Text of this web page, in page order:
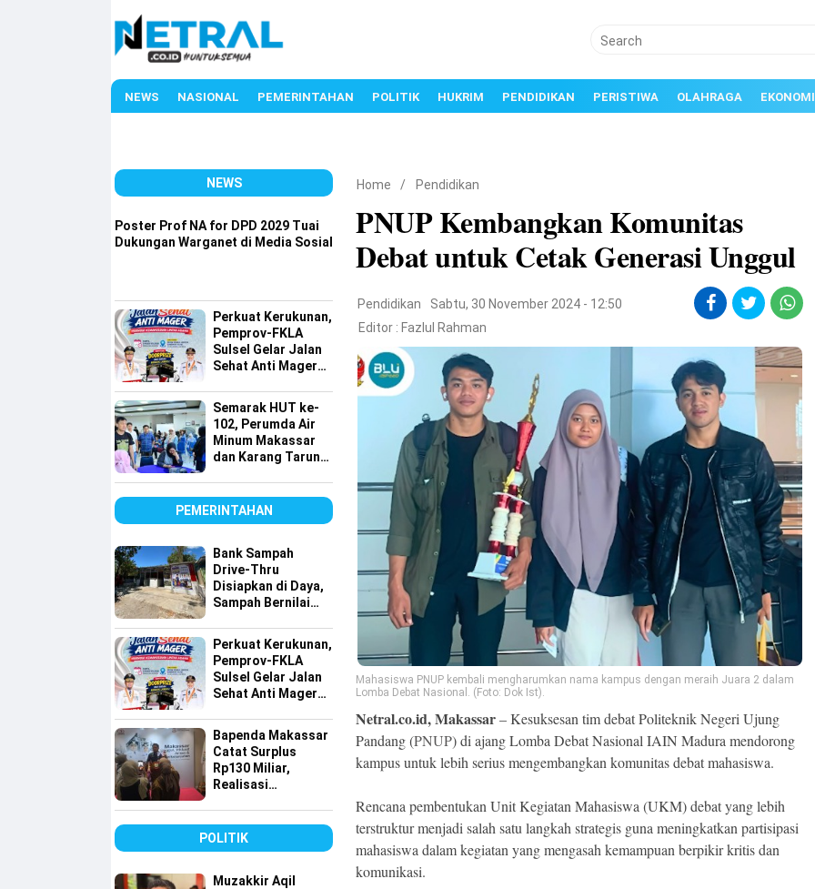
NEWS NASIONAL PEMERINTAHAN POLITIK HUKRIM PENDIDIKAN PERISTIWA OLAHRAGA EKONOMI
NEWS
Poster Prof NA for DPD 2029 Tuai
Dukungan Warganet di Media Sosial
Perkuat Kerukunan,
Pemprov-FKLA
Sulsel Gelar Jalan
Sehat Anti Mager
Lintas Agama
Semarak HUT ke-
102, Perumda Air
Minum Makassar
dan Karang Taruna
PEMERINTAHAN
Bank Sampah
Drive-Thru
Disiapkan di Daya,
Sampah Bernilai
Perkuat Kerukunan,
Pemprov-FKLA
Sulsel Gelar Jalan
Sehat Anti Mager
Lintas Agama
Bapenda Makassar
Catat Surplus
Rp130 Miliar,
Realisasi
POLITIK
Muzakkir Aqil
Home / Pendidikan
PNUP Kembangkan Komunitas
Debat untuk Cetak Generasi Unggul
Pendidikan
Sabtu, 30 November 2024 - 12:50
Editor : Fazlul Rahman
Mahasiswa PNUP kembali mengharumkan nama kampus dengan meraih Juara 2 dalam
Lomba Debat Nasional. (Foto: Dok Ist).
Netral.co.id, Makassar– Kesuksesan tim debat Politeknik Negeri Ujung
Pandang (PNUP) di ajang Lomba Debat Nasional IAIN Madura mendorong
kampus untuk lebih serius mengembangkan komunitas debat mahasiswa.
Rencana pembentukan Unit Kegiatan Mahasiswa (UKM) debat yang lebih
terstruktur menjadi salah satu langkah strategis guna meningkatkan partisipasi
mahasiswa dalam kegiatan yang mengasah kemampuan berpikir kritis dan
komunikasi.